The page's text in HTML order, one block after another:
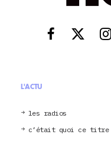
L'ACTU
les radios
c’était quoi ce titre